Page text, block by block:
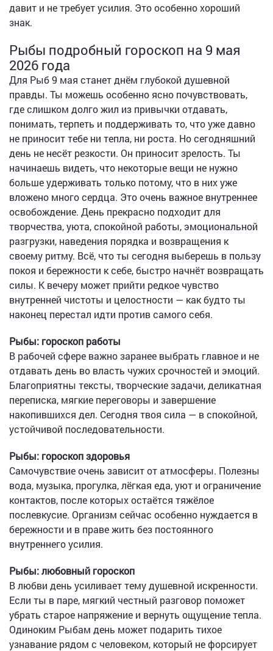
давит и не требует усилия. Это особенно хороший
знак.
Рыбы подробный гороскоп на 9 мая
2026 года
Для Рыб 9 мая станет днём глубокой душевной
правды. Ты можешь особенно ясно почувствовать,
где слишком долго жил из привычки отдавать,
понимать, терпеть и поддерживать то, что уже давно
не приносит тебе ни тепла, ни роста. Но сегодняшний
день не несёт резкости. Он приносит зрелость. Ты
начинаешь видеть, что некоторые вещи не нужно
больше удерживать только потому, что в них уже
вложено много сердца. Это очень важное внутреннее
освобождение. День прекрасно подходит для
творчества, уюта, спокойной работы, эмоциональной
разгрузки, наведения порядка и возвращения к
своему ритму. Всё, что ты сегодня выберешь в пользу
покоя и бережности к себе, быстро начнёт возвращать
силы. К вечеру может прийти редкое чувство
внутренней чистоты и целостности — как будто ты
наконец перестал идти против самого себя.
Рыбы: гороскоп работы
В рабочей сфере важно заранее выбрать главное и не
отдавать день во власть чужих срочностей и эмоций.
Благоприятны тексты, творческие задачи, деликатная
переписка, мягкие переговоры и завершение
накопившихся дел. Сегодня твоя сила — в спокойной,
устойчивой последовательности.
Рыбы: гороскоп здоровья
Самочувствие очень зависит от атмосферы. Полезны
вода, музыка, прогулка, лёгкая еда, уют и ограничение
контактов, после которых остаётся тяжёлое
послевкусие. Организм сейчас особенно нуждается в
бережности и в праве жить без постоянного
внутреннего усилия.
Рыбы: любовный гороскоп
В любви день усиливает тему душевной искренности.
Если ты в паре, мягкий честный разговор поможет
убрать старое напряжение и вернуть ощущение тепла.
Одиноким Рыбам день может подарить тихое
узнавание рядом с человеком, который не форсирует